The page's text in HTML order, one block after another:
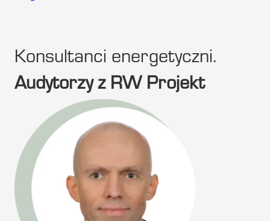
Konsultanci energetyczni.
Audytorzy z RW Projekt